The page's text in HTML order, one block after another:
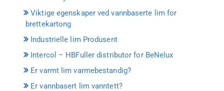
Viktige egenskaper ved vannbaserte lim for
brettekartong
Industrielle lim Produsent
Intercol – HBFuller distributor for BeNelux
Er varmt lim varmebestandig?
Er vannbasert lim vanntett?